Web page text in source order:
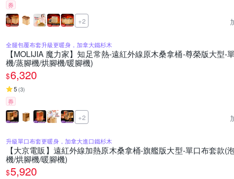
券
+2
全腿包覆布套升級更暖身，加拿大鐵杉木
【MOLIJIA 魔力家】知足常熱-遠紅外線原木桑拿桶-尊榮版大型-
機/蒸腳機/烘腳機/暖腳機)
$6,320
5 (3)
券
+2
升級單口布套更暖身，加拿大進口鐵杉木
【大京電販】遠紅外線加熱原木桑拿桶-旗艦版大型-單口布套款(
機/烘腳機/暖腳機)
$5,920